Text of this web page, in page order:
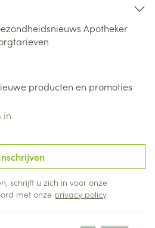
Apotheker
producten en promoties
schrijft u zich in voor onze
met onze privacy policy.